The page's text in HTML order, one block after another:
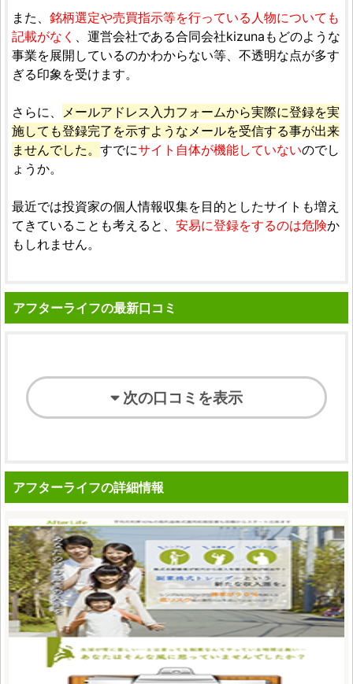
また、 銘柄選定や売買指示等を行っている人物についても
記載がなく 、運営会社である合同会社kizunaもどのような
事業を展開しているのかわからない等、不透明な点が多す
ぎる印象を受けます。
さらに、 メールアドレス入力フォームから実際に登録を実
施しても登録完了を示すようなメールを受信する事が出来
ませんでした。 すでにサイト自体が機能していないのでし
ょうか。
最近では投資家の個人情報収集を目的としたサイトも増え
てきていることも考えると、 安易に登録をするのは危険か
もしれません。
アフターライフの最新口コミ
次の口コミを表示
アフターライフの詳細情報